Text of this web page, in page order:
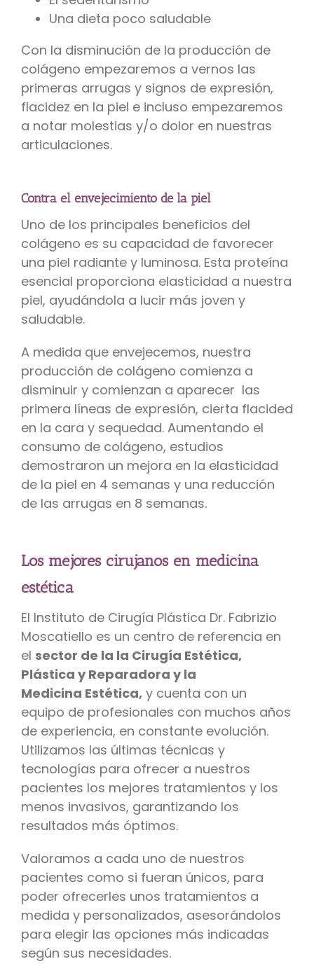
Una dieta poco saludable
Con la disminución de la producción de
colágeno empezaremos a vernos las
primeras arrugas y signos de expresión,
flacidez en la piel e incluso empezaremos
a notar molestias y/o dolor en nuestras
articulaciones.
Contra el envejecimiento de la piel
Uno de los principales beneficios del
colágeno es su capacidad de favorecer
una piel radiante y luminosa. Esta proteína
esencial proporciona elasticidad a nuestra
piel, ayudándola a lucir más joven y
saludable.
A medida que envejecemos, nuestra
producción de colágeno comienza a
disminuir y comienzan a aparecer las
primera líneas de expresión, cierta flacided
en la cara y sequedad. Aumentando el
consumo de colágeno, estudios
demostraron un mejora en la elasticidad
de la piel en 4 semanas y una reducción
de las arrugas en 8 semanas.
Los mejores cirujanos en medicina
estética
El Instituto de Cirugía Plástica Dr. Fabrizio
Moscatiello es un centro de referencia en
el sector de la la Cirugía Estética,
Plástica y Reparadora y la
Medicina Estética,y cuenta con un
equipo de profesionales con muchos años
de experiencia, en constante evolución.
Utilizamos las últimas técnicas y
tecnologías para ofrecer a nuestros
pacientes los mejores tratamientos y los
menos invasivos, garantizando los
resultados más óptimos.
Valoramos a cada uno de nuestros
pacientes como si fueran únicos, para
poder ofrecerles unos tratamientos a
medida y personalizados, asesorándolos
para elegir las opciones más indicadas
según sus necesidades.